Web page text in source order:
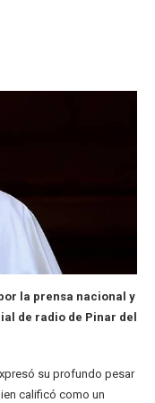
la prensa nacional y
de radio de Pinar del
su profundo pesar
calificó como un